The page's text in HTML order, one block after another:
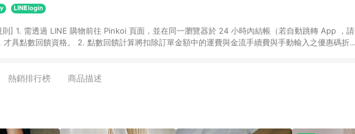
則] 1. 需透過 LINE 購物前往 Pinkoi 頁面，並在同一瀏覽器於 24 小時內結帳（若自動跳轉 App ，請
具點數回饋資格。 2. 點數回饋計算將扣除訂單金額中的運費與金流手續費與手動輸入之優惠碼折
在此限。 6. APP 請更新至Android v4.6.0 / iOS v4.1.5 以上才具贈點資格。 7. 點數將於出貨後 45 天
紅包活動說明為準。 11. 若於 LINE 購物前往 Pinkoi 頁面後才首次下載 Pinkoi APP 並完成訂單，不
熱銷排行榜 商品描述